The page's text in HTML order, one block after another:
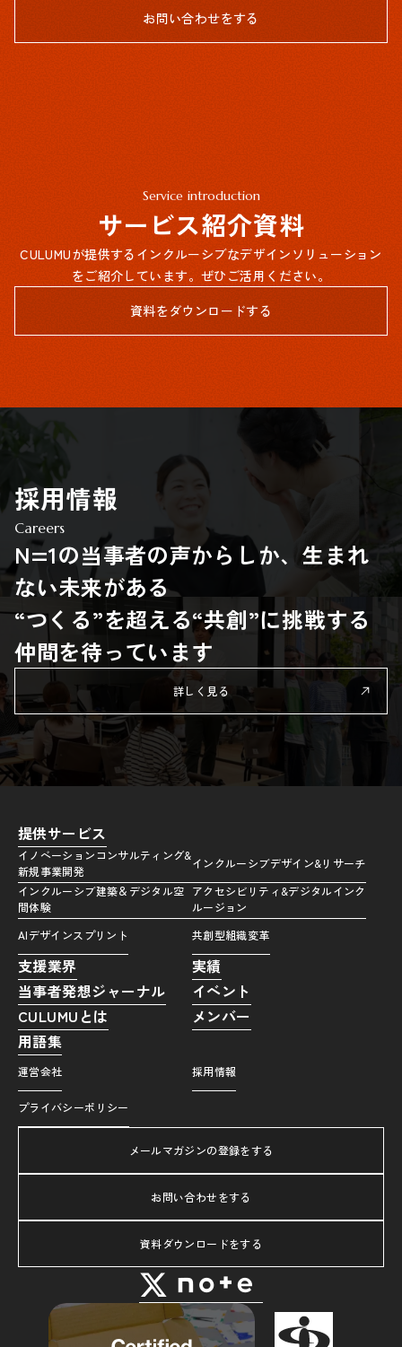
お問い合わせをする
Service introduction
サービス紹介資料
CULUMUが提供するインクルーシブなデザインソリューション
をご紹介しています。ぜひご活用ください。
資料をダウンロードする
採用情報
Careers
N=1の当事者の声からしか、生まれ
ない未来がある
“つくる”を超える“共創”に挑戦する
仲間を待っています
詳しく見る
提供サービス
イノベーションコンサルティング&
新規事業開発
インクルーシブデザイン&リサーチ
インクルーシブ建築＆デジタル空
間体験
アクセシビリティ&デジタルインク
ルージョン
AIデザインスプリント
共創型組織変革
支援業界
実績
当事者発想ジャーナル
イベント
CULUMUとは
メンバー
用語集
運営会社 採用情報
プライバシーポリシー
メールマガジンの登録をする
お問い合わせをする
資料ダウンロードをする